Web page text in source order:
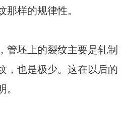
样的规律性。
管坯上的裂纹主要是轧制
，也是极少。这在以后的